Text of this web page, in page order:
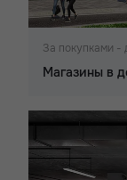
За покупками -
Магазины в